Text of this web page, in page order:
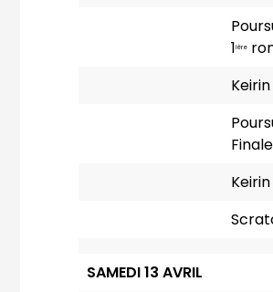
1ière
Keirin
Finale
SAMEDI 13 AVRIL